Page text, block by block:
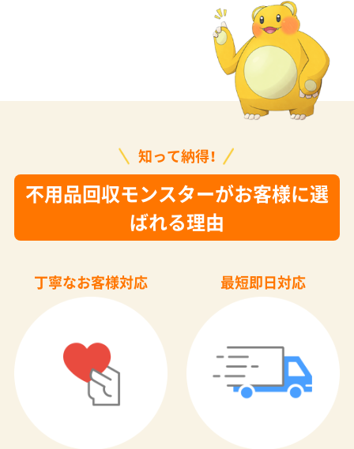
知って納得！
不用品回収モンスターがお客様に選
ばれる理由
丁寧なお客様対応 最短即日対応